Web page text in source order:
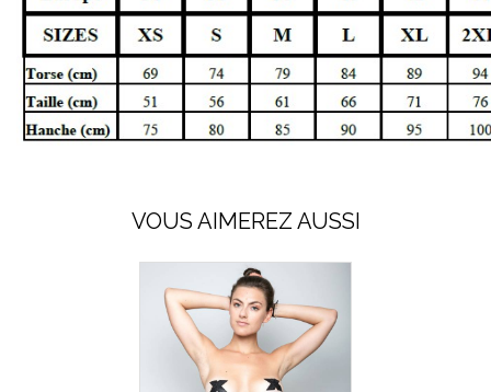
VOUS AIMEREZ AUSSI